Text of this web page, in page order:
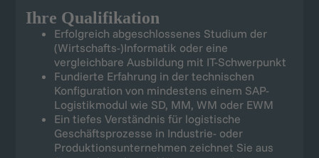
Ihre Qualifikation
Erfolgreich abgeschlossenes Studium der
(Wirtschafts-)Informatik oder eine
vergleichbare Ausbildung mit IT-Schwerpunkt
Fundierte Erfahrung in der technischen
Konfiguration von mindestens einem SAP-
Logistikmodul wie SD, MM, WM oder EWM
Ein tiefes Verständnis für logistische
Geschäftsprozesse in Industrie- oder
Produktionsunternehmen zeichnet Sie aus